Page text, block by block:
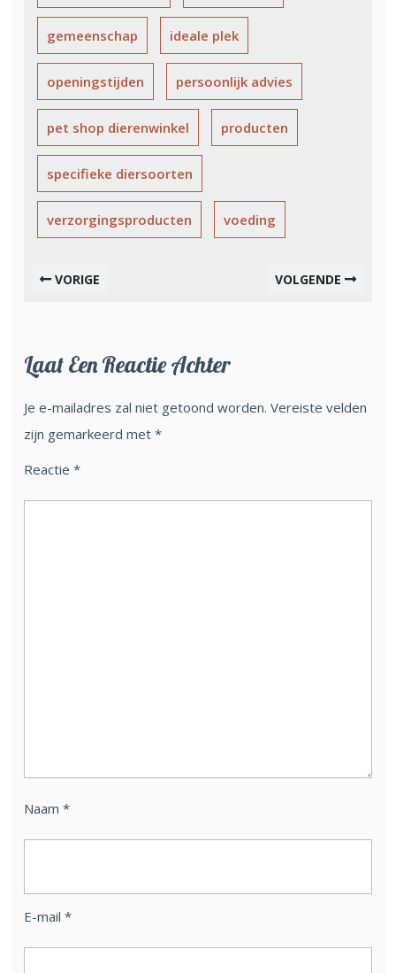
gemeenschap ideale plek
openingstijden persoonlijk advies
pet shop dierenwinkel producten
specifieke diersoorten
verzorgingsproducten voeding
VORIGE VOLGENDE
Laat Een Reactie Achter
Je e-mailadres zal niet getoond worden. Vereiste velden
zijn gemarkeerd met *
Reactie *
Naam *
E-mail *